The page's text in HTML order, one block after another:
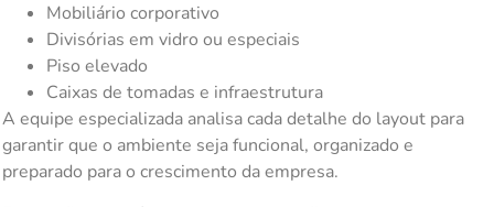
Mobiliário corporativo
Divisórias em vidro ou especiais
Piso elevado
Caixas de tomadas e infraestrutura
A equipe especializada analisa cada detalhe do layout para
garantir que o ambiente seja funcional, organizado e
preparado para o crescimento da empresa.